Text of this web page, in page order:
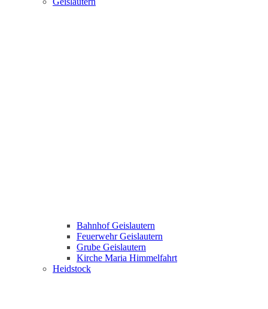
Bahnhof Geislautern
Feuerwehr Geislautern
Grube Geislautern
Kirche Maria Himmelfahrt
Heidstock